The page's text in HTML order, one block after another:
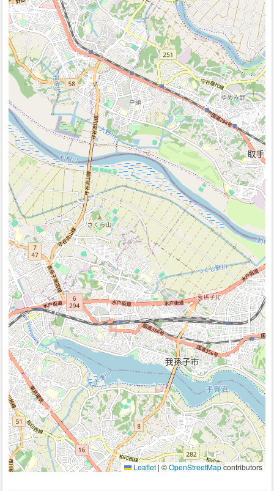
Leaflet |©OpenStreetMapcontributors